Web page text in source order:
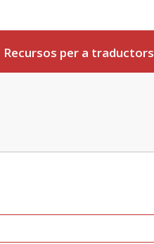
Recursos per a traductors